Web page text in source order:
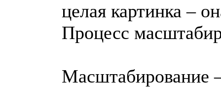
целая картинка –
Процесс
Масштабирование